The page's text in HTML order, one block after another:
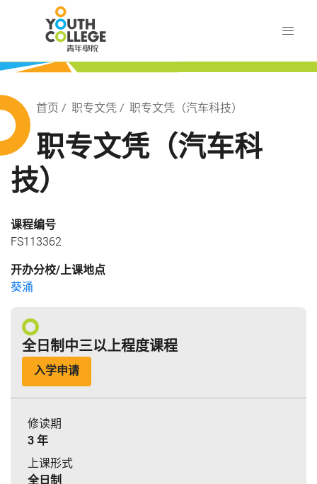
content
Breadcrumb
首页 职专文凭 职专文凭（汽车科技）
职专文凭（汽车科
技）
课程编号
FS113362
开办分校/上课地点
葵涌
全日制中三以上程度课程
入学申请
修读期
3 年
上课形式
全日制